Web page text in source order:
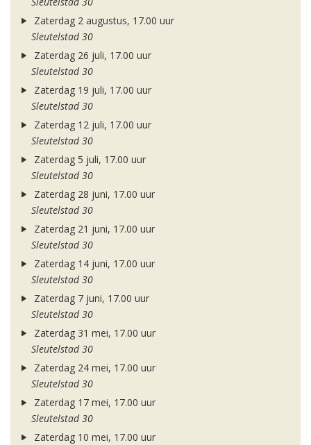
Zaterdag 2 augustus, 17.00 uur
Sleutelstad 30
Zaterdag 26 juli, 17.00 uur
Sleutelstad 30
Zaterdag 19 juli, 17.00 uur
Sleutelstad 30
Zaterdag 12 juli, 17.00 uur
Sleutelstad 30
Zaterdag 5 juli, 17.00 uur
Sleutelstad 30
Zaterdag 28 juni, 17.00 uur
Sleutelstad 30
Zaterdag 21 juni, 17.00 uur
Sleutelstad 30
Zaterdag 14 juni, 17.00 uur
Sleutelstad 30
Zaterdag 7 juni, 17.00 uur
Sleutelstad 30
Zaterdag 31 mei, 17.00 uur
Sleutelstad 30
Zaterdag 24 mei, 17.00 uur
Sleutelstad 30
Zaterdag 17 mei, 17.00 uur
Sleutelstad 30
Zaterdag 10 mei, 17.00 uur